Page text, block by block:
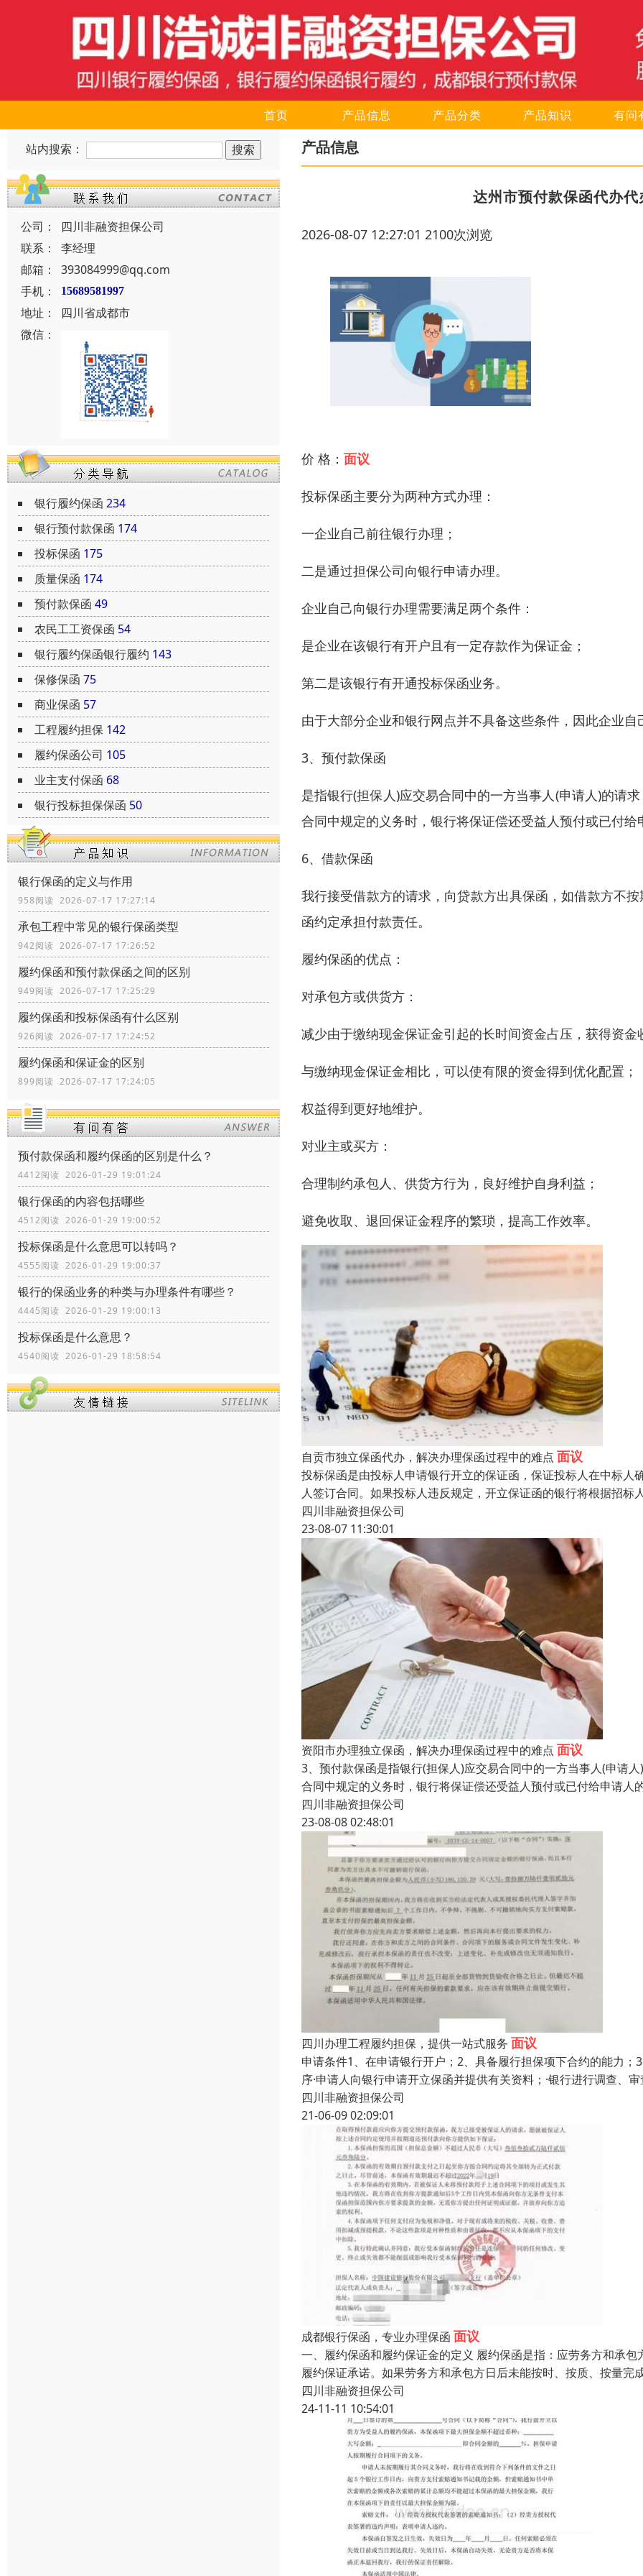
首页 产品信息 产品分类 产品知识 有问
站内搜索：
公司：
四川非融资担保公司
联系：
李经理
邮箱：
393084999@qq.com
手机：
15689581997
地址：
四川省成都市
微信：
银行履约保函 234
银行预付款保函 174
投标保函 175
质量保函 174
预付款保函 49
农民工工资保函 54
银行履约保函银行履约 143
保修保函 75
商业保函 57
工程履约担保 142
履约保函公司 105
业主支付保函 68
银行投标担保保函 50
银行保函的定义与作用
958阅读 2026-07-17 17:27:14
承包工程中常见的银行保函类型
942阅读 2026-07-17 17:26:52
履约保函和预付款保函之间的区别
949阅读 2026-07-17 17:25:29
履约保函和投标保函有什么区别
926阅读 2026-07-17 17:24:52
履约保函和保证金的区别
899阅读 2026-07-17 17:24:05
预付款保函和履约保函的区别是什么？
4412阅读 2026-01-29 19:01:24
银行保函的内容包括哪些
4512阅读 2026-01-29 19:00:52
投标保函是什么意思可以转吗？
4555阅读 2026-01-29 19:00:37
银行的保函业务的种类与办理条件有哪些？
4445阅读 2026-01-29 19:00:13
投标保函是什么意思？
4540阅读 2026-01-29 18:58:54
产品信息
达州市预付款保函代办
2026-08-07 12:27:01 2100次浏览
价 格： 面议
投标保函主要分为两种方式办理：
一企业自己前往银行办理；
二是通过担保公司向银行申请办理。
企业自己向银行办理需要满足两个条件：
是企业在该银行有开户且有一定存款作为保证金；
第二是该银行有开通投标保函业务。
由于大部分企业和银行网点并不具备这些条件，因此企业
3、预付款保函
是指银行(担保人)应交易合同中的一方当事人(申请人)的请
合同中规定的义务时，银行将保证偿还受益人预付或已付给
6、借款保函
我行接受借款方的请求，向贷款方出具保函，如借款方不
函约定承担付款责任。
履约保函的优点：
对承包方或供货方：
减少由于缴纳现金保证金引起的长时间资金占压，获得资金
与缴纳现金保证金相比，可以使有限的资金得到优化配置；
权益得到更好地维护。
对业主或买方：
合理制约承包人、供货方行为，良好维护自身利益；
避免收取、退回保证金程序的繁琐，提高工作效率。
自贡市独立保函代办，解决办理保函过程中的难点 面议
投标保函是由投标人申请银行开立的保证函，保证投标人在中标
人签订合同。如果投标人违反规定，开立保证函的银行将根据招
四川非融资担保公司
23-08-07 11:30:01
资阳市办理独立保函，解决办理保函过程中的难点 面议
3、预付款保函是指银行(担保人)应交易合同中的一方当事人(申请
合同中规定的义务时，银行将保证偿还受益人预付或已付给申请
四川非融资担保公司
23-08-08 02:48:01
四川办理工程履约担保，提供一站式服务 面议
申请条件1、在申请银行开户；2、具备履行担保项下合约的能力
序·申请人向银行申请开立保函并提供有关资料；·银行进行调查、
四川非融资担保公司
21-06-09 02:09:01
成都银行保函，专业办理保函 面议
一、履约保函和履约保证金的定义 履约保函是指：应劳务方和承
履约保证承诺。如果劳务方和承包方日后未能按时、按质、按量
四川非融资担保公司
24-11-11 10:54:01